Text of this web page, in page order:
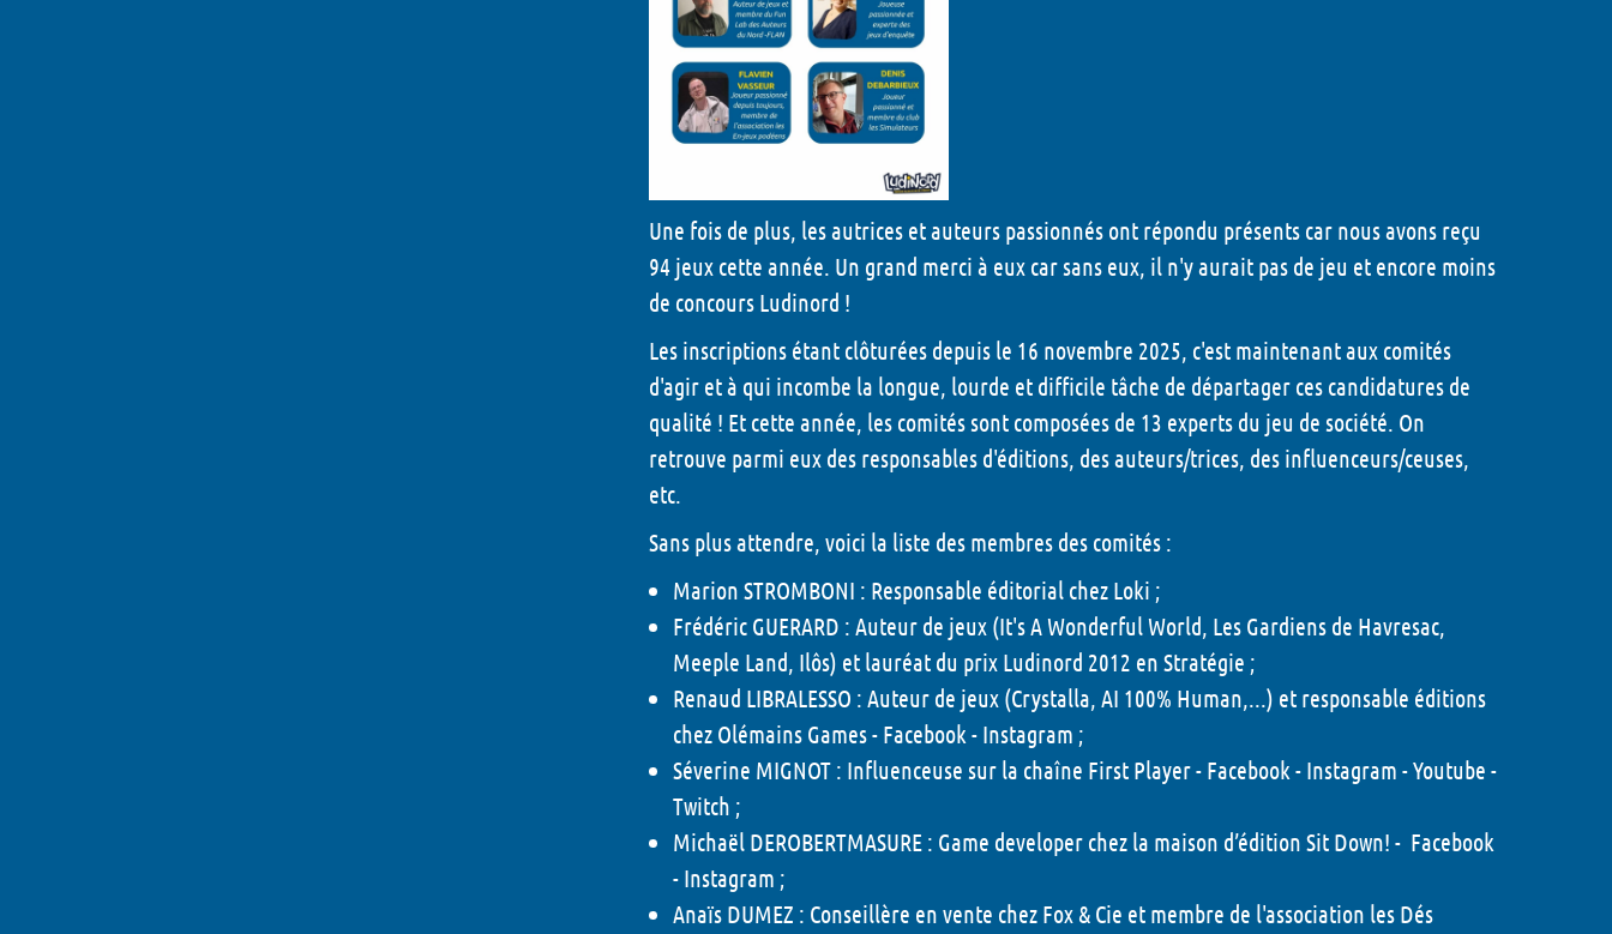
Une fois de plus, les autrices et auteurs passionnés ont répondu présents car nous avons reçu
94 jeuxcette année. Un grand merci à eux car sans eux, il n'y aurait pas de jeu et encore moins
de concours Ludinord !
Les inscriptions étant clôturées depuis le 16 novembre 2025, c'est maintenant aux comités
d'agir et à qui incombe la longue, lourde et difficile tâche de départager ces candidatures de
qualité ! Et cette année, les comités sont composées de 13 experts du jeu de société. On
retrouve parmi eux des responsables d'éditions, des auteurs/trices, des influenceurs/ceuses,
etc.
Sans plus attendre, voici la liste des membres des comités :
Marion STROMBONI : Responsable éditorial chez Loki ;
Frédéric GUERARD : Auteur de jeux (It's A Wonderful World, Les Gardiens de Havresac,
Meeple Land, Ilôs) et lauréat du prix Ludinord 2012 en Stratégie ;
Renaud LIBRALESSO : Auteur de jeux (Crystalla, AI 100% Human,...) et responsable éditions
chez Olémains Games - Facebook - Instagram ;
Séverine MIGNOT : Influenceuse sur la chaîne First Player - Facebook - Instagram -Youtube -
Twitch ;
Michaël DEROBERTMASURE : Game developer chez la maison d’édition Sit Down! - Facebook
- Instagram ;
Anaïs DUMEZ : Conseillère en vente chez Fox & Cie et membre de l'association les Dés